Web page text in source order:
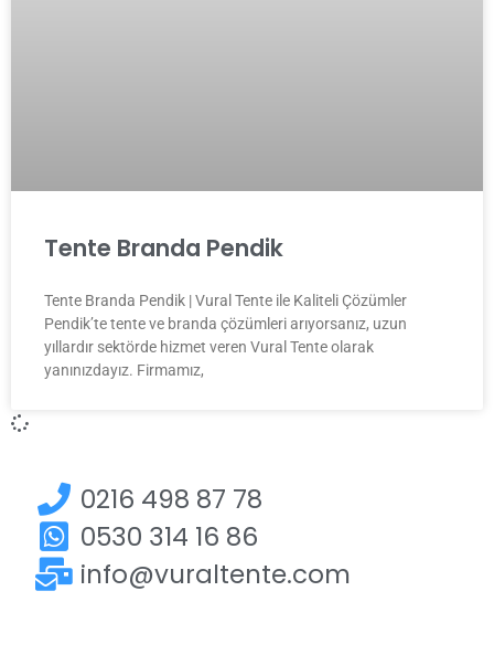
Tente Branda Pendik
Tente Branda Pendik | Vural Tente ile Kaliteli Çözümler
Pendik’te tente ve branda çözümleri arıyorsanız, uzun
yıllardır sektörde hizmet veren Vural Tente olarak
yanınızdayız. Firmamız,
0216 498 87 78
0530 314 16 86
info@vuraltente.com